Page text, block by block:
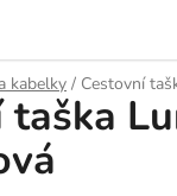
kabelky / Cestovní
taška